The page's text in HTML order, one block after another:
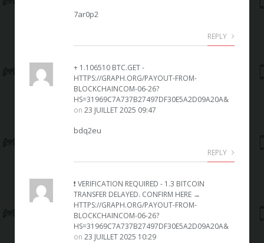
7ar0p2
REPLY
+ 1.106510 BTC.GET -
HTTPS://GRAPH.ORG/PAYOUT-FROM-
BLOCKCHAINCOM-06-26?
HS=31969C7A737B27497DF30E5A2D09A20A&
on 23 JUILLET 2025 09:47
bdq2eu
REPLY
❗ VERIFICATION REQUIRED - 1.3 BITCOIN
TRANSFER DELAYED. CONFIRM HERE →
HTTPS://GRAPH.ORG/PAYOUT-FROM-
BLOCKCHAINCOM-06-26?
HS=31969C7A737B27497DF30E5A2D09A20A&
on 23 JUILLET 2025 10:29